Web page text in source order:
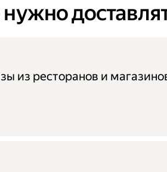
нужно
из ресторанов и